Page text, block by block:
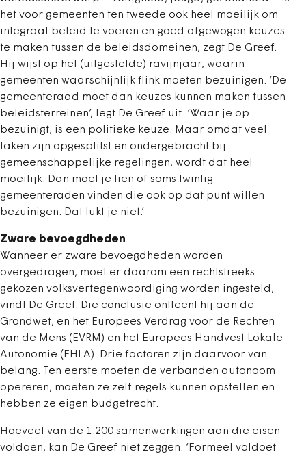
het voor gemeenten ten tweede ook heel moeilijk om
integraal beleid te voeren en goed afgewogen keuzes
te maken tussen de beleidsdomeinen, zegt De Greef.
Hij wijst op het (uitgestelde) ravijnjaar, waarin
gemeenten waarschijnlijk flink moeten bezuinigen. ‘De
gemeenteraad moet dan keuzes kunnen maken tussen
beleidsterreinen’, legt De Greef uit. ‘Waar je op
bezuinigt, is een politieke keuze. Maar omdat veel
taken zijn opgesplitst en ondergebracht bij
gemeenschappelijke regelingen, wordt dat heel
moeilijk. Dan moet je tien of soms twintig
gemeenteraden vinden die ook op dat punt willen
bezuinigen. Dat lukt je niet.’
Zware bevoegdheden
Wanneer er zware bevoegdheden worden
overgedragen, moet er daarom een rechtstreeks
gekozen volksvertegenwoordiging worden ingesteld,
vindt De Greef. Die conclusie ontleent hij aan de
Grondwet, en het Europees Verdrag voor de Rechten
van de Mens (EVRM) en het Europees Handvest Lokale
Autonomie (EHLA). Drie factoren zijn daarvoor van
belang. Ten eerste moeten de verbanden autonoom
opereren, moeten ze zelf regels kunnen opstellen en
hebben ze eigen budgetrecht.
Hoeveel van de 1.200 samenwerkingen aan die eisen
voldoen, kan De Greef niet zeggen. ‘Formeel voldoet